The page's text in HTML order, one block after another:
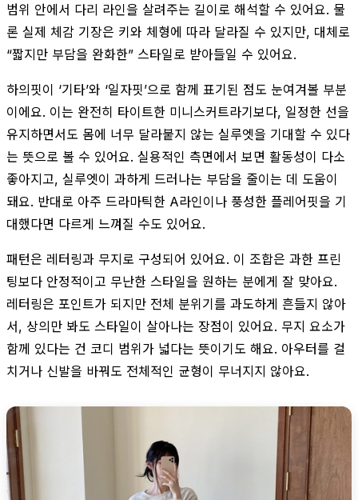
범위 안에서 다리 라인을 살려주는 길이로 해석할 수 있어요. 물
론 실제 체감 기장은 키와 체형에 따라 달라질 수 있지만, 대체로
“짧지만 부담을 완화한” 스타일로 받아들일 수 있어요.
하의핏이 ‘기타’와 ‘일자핏’으로 함께 표기된 점도 눈여겨볼 부분
이에요. 이는 완전히 타이트한 미니스커트라기보다, 일정한 선을
유지하면서도 몸에 너무 달라붙지 않는 실루엣을 기대할 수 있다
는 뜻으로 볼 수 있어요. 실용적인 측면에서 보면 활동성이 다소
좋아지고, 실루엣이 과하게 드러나는 부담을 줄이는 데 도움이
돼요. 반대로 아주 드라마틱한 A라인이나 풍성한 플레어핏을 기
대했다면 다르게 느껴질 수도 있어요.
패턴은 레터링과 무지로 구성되어 있어요. 이 조합은 과한 프린
팅보다 안정적이고 무난한 스타일을 원하는 분에게 잘 맞아요.
레터링은 포인트가 되지만 전체 분위기를 과도하게 흔들지 않아
서, 상의만 봐도 스타일이 살아나는 장점이 있어요. 무지 요소가
함께 있다는 건 코디 범위가 넓다는 뜻이기도 해요. 아우터를 걸
치거나 신발을 바꿔도 전체적인 균형이 무너지지 않아요.